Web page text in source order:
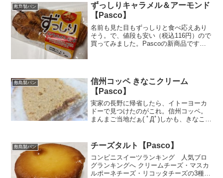
敷島製パン
ずっしりキャラメル＆アーモンド
【Pasco】
名前も見た目もずっしりと食べ応えあり
そう。で、値段も安い（税込116円）ので
買ってみました。Pascoの新商品です。
敷島製パン
信州コッペ きなこクリーム
【Pasco】
実家の長野に帰省したら、イトーヨーカ
ドーで見つけたのがこれ。信州コッペ。
まんまご当地だぁ( ﾟДﾟ)しかも、きなこ！
これは正真正銘。コッペパン。クブっと
ふくれてる。...
敷島製パン チーズタルト【Pasco】
コンビニスイーツランキング 人気ブロ
グランキングへ クリームチーズ・マスカ
ルポーネチーズ・リコッタチーズの3種類